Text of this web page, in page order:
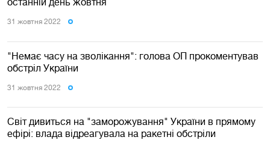
31 жовтня 2022
"Немає часу на зволікання": голова ОП прокоментував
обстріл України
31 жовтня 2022
Світ дивиться на "заморожування" України в прямому
ефірі: влада відреагувала на ракетні обстріли